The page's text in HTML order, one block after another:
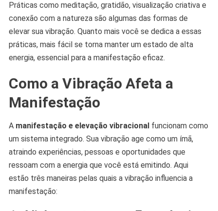
Práticas como meditação, gratidão, visualização criativa e
conexão com a natureza são algumas das formas de
elevar sua vibração. Quanto mais você se dedica a essas
práticas, mais fácil se torna manter um estado de alta
energia, essencial para a manifestação eficaz.
Como a Vibração Afeta a
Manifestação
A manifestação e elevação vibracionalfuncionam como
um sistema integrado. Sua vibração age como um ímã,
atraindo experiências, pessoas e oportunidades que
ressoam com a energia que você está emitindo. Aqui
estão três maneiras pelas quais a vibração influencia a
manifestação: